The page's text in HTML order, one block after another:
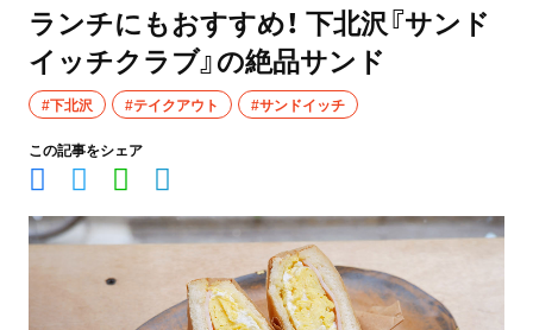
ランチにもおすすめ！ 下北沢『サンド
イッチクラブ』の絶品サンド
#下北沢 #テイクアウト #サンドイッチ
この記事をシェア